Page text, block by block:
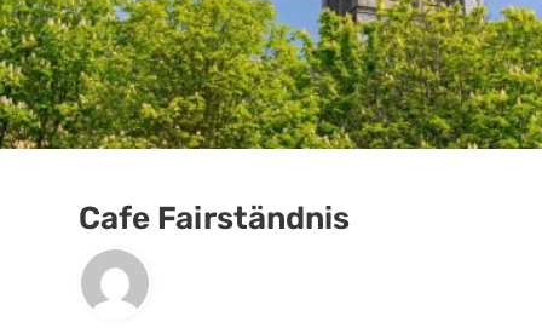
Cafe Fairständnis